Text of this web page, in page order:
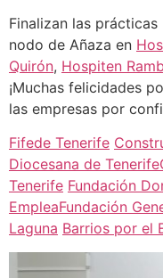
Finalizan las
nodo de Añaza en
Quirón, Hospiten
¡Muchas felicidades
las empresas por
Fifede Tenerife
Diocesana de Tenerife
Tenerife Fundación
EmpleaFundación
Laguna Barrios por el